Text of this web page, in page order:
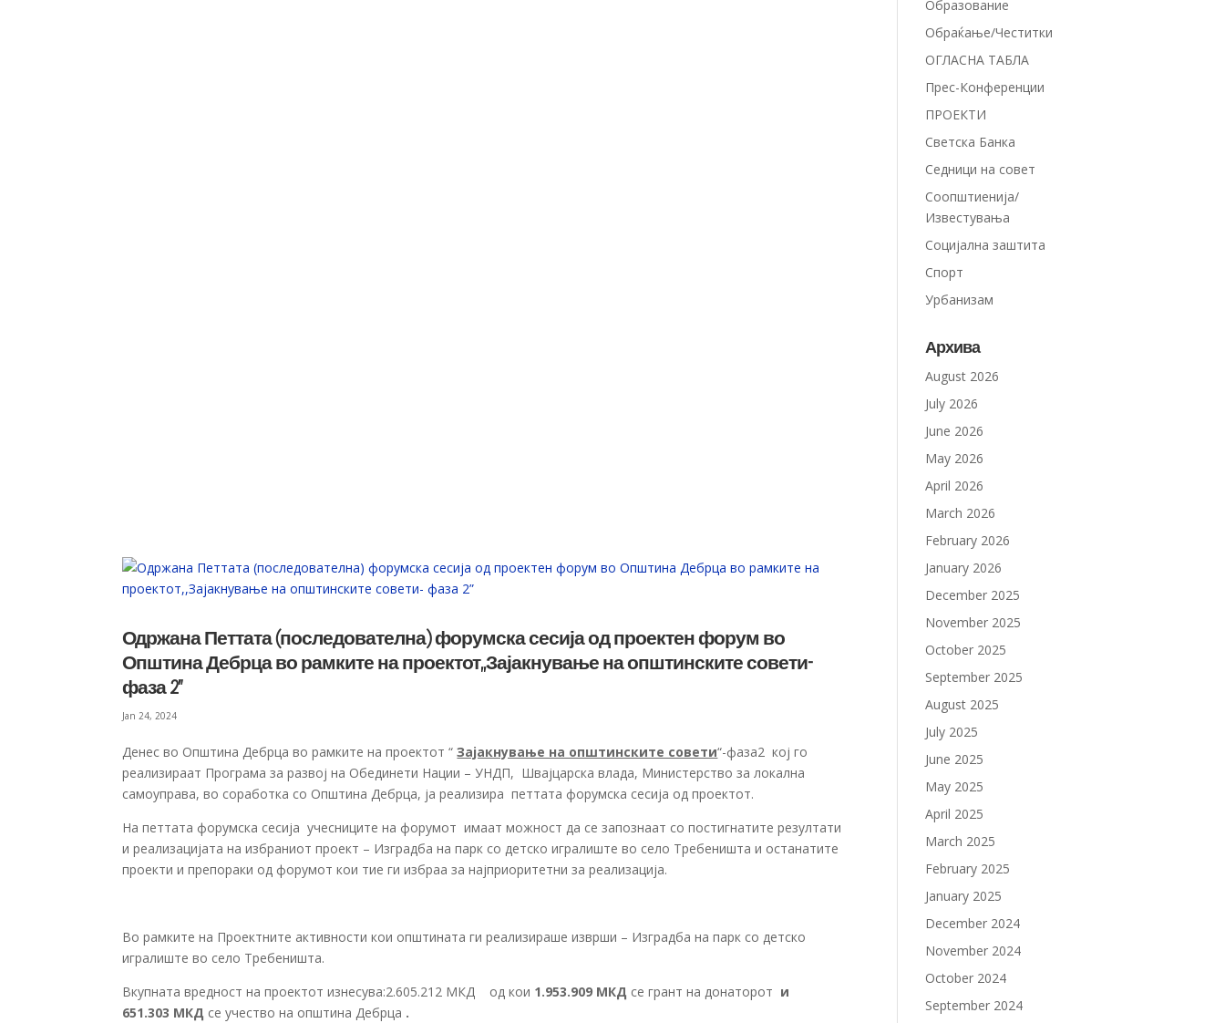
Одржана Петтата (последователна) форумска сесија од проектен форум во
Општина Дебрца во рамките на проектот,,Зајакнување на општинските совети-
фаза 2”
Jan 24, 2024
Денес во Општина Дебрца во рамките на проектот “ Зајакнување на општинските совети“-фаза2 кој го
реализираат Програма за развој на Обединети Нации – УНДП, Швајцарска влада, Министерство за локална
самоуправа, во соработка со Општина Дебрца, ја реализира петтата форумска сесија од проектот.
На петтата форумска сесија учесниците на форумот имаат можност да се запознаат со постигнатите резултати
и реализацијата на избраниот проект – Изградба на парк со детско игралиште во село Требеништа и останатите
проекти и препораки од форумот кои тие ги избраа за најприоритетни за реализација.
Во рамките на Проектните активности кои општината ги реализираше изврши – Изградба на парк со детско
игралиште во село Требеништа.
Вкупната вредност на проектот изнесува:2.605.212 МКД од кои 1.953.909 МКД се грант на донаторот и
651.303 МКД се учество на општина Дебрца .
Образование
Обраќање/Честитки
ОГЛАСНА ТАБЛА
Прес-Конференции
ПРОЕКТИ
Светска Банка
Седници на совет
Соопштиенија/
Известувања
Социјална заштита
Спорт
Урбанизам
Архива
August 2026
July 2026
June 2026
May 2026
April 2026
March 2026
February 2026
January 2026
December 2025
November 2025
October 2025
September 2025
August 2025
July 2025
June 2025
May 2025
April 2025
March 2025
February 2025
January 2025
December 2024
November 2024
October 2024
September 2024